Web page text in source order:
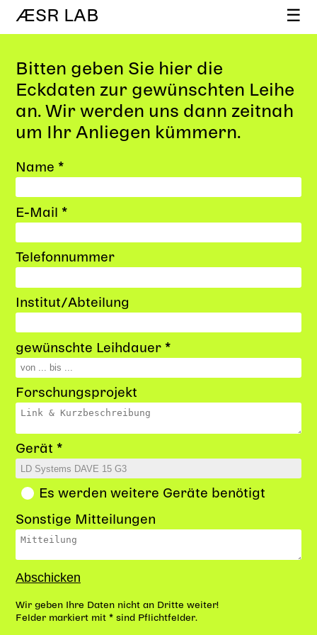
ÆSR LAB ☰
Bitten geben Sie hier die
Eckdaten zur gewünschten Leihe
an. Wir werden uns dann zeitnah
um Ihr Anliegen kümmern.
Name *
E-Mail *
Telefonnummer
Institut/Abteilung
gewünschte Leihdauer *
Forschungsprojekt
Gerät *
Es werden weitere Geräte benötigt
Sonstige Mitteilungen
Wir geben Ihre Daten nicht an Dritte weiter!
Felder markiert mit * sind Pflichtfelder.